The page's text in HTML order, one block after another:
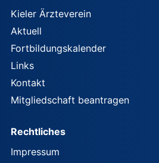
Kieler Ärzteverein
Aktuell
Fortbildungskalender
Links
Kontakt
Mitgliedschaft beantragen
Rechtliches
Impressum